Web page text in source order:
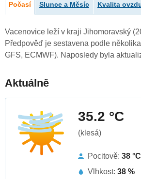
Počasí Slunce a Měsíc Kvalita
Vacenovice leží v kraji Jihomoravský
Předpověď je sestavena podle
GFS, ECMWF). Naposledy byla
Aktuálně
35.2 °C
(klesá)
Pocitově: 38 °C
Vlhkost: 38 %